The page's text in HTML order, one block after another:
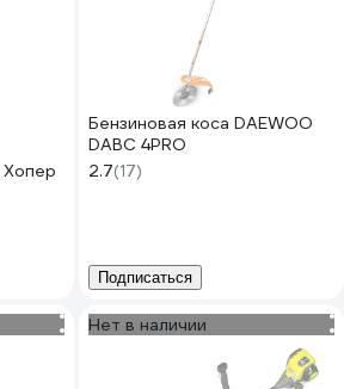
Бензиновая коса DAEWOO
DABC 4PRO
2.7(17)
Подписаться
Нет в наличии